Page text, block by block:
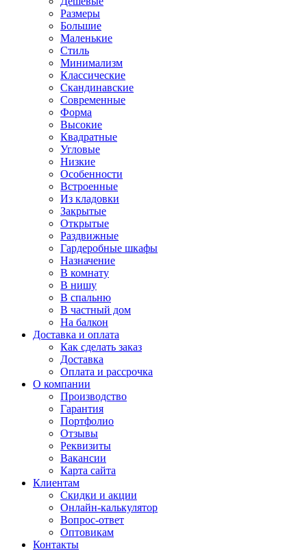
Размеры
Большие
Маленькие
Стиль
Минимализм
Классические
Скандинавские
Современные
Форма
Высокие
Квадратные
Угловые
Низкие
Особенности
Встроенные
Из кладовки
Закрытые
Открытые
Раздвижные
Гардеробные шкафы
Назначение
В комнату
В нишу
В спальню
В частный дом
На балкон
Доставка и оплата
Как сделать заказ
Доставка
Оплата и рассрочка
О компании
Производство
Гарантия
Портфолио
Отзывы
Реквизиты
Вакансии
Карта сайта
Клиентам
Скидки и акции
Онлайн-калькулятор
Вопрос-ответ
Оптовикам
Контакты